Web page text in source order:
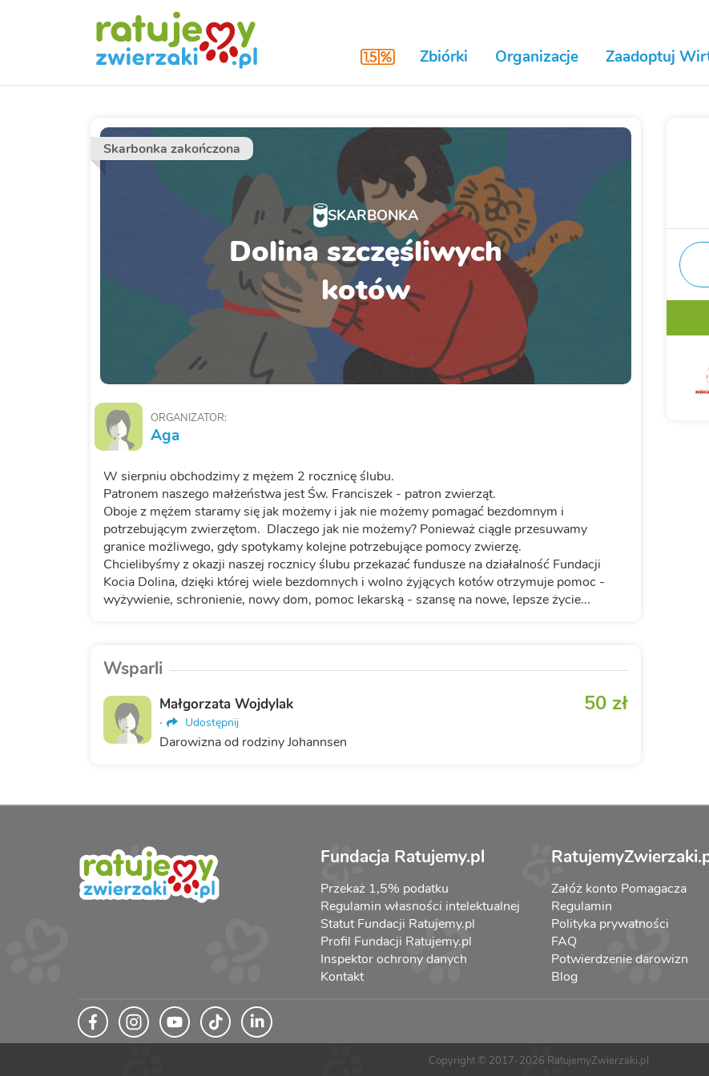
Zbiórki Organizacje Zaadoptuj
Skarbonka zakończona
SKARBONKA
Dolina szczęśliwych
kotów
ORGANIZATOR:
Aga
W sierpniu obchodzimy z mężem 2 rocznicę ślubu.
Patronem naszego małżeństwa jest Św. Franciszek - patron zwierząt.
Oboje z mężem staramy się jak możemy i jak nie możemy pomagać bezdomnym i
potrzebującym zwierzętom. Dlaczego jak nie możemy? Ponieważ ciągle przesuwamy
granice możliwego, gdy spotykamy kolejne potrzebujące pomocy zwierzę.
Chcielibyśmy z okazji naszej rocznicy ślubu przekazać fundusze na działalność Fundacji
Kocia Dolina, dzięki której wiele bezdomnych i wolno żyjących kotów otrzymuje pomoc -
wyżywienie, schronienie, nowy dom, pomoc lekarską - szansę na nowe, lepsze życie...
Wsparli
50 zł
Małgorzata Wojdylak
· Udostępnij
Darowizna od rodziny Johannsen
Fundacja Ratujemy.pl
Przekaż 1,5% podatku
Regulamin własności intelektualnej
Statut Fundacji Ratujemy.pl
Profil Fundacji Ratujemy.pl
Inspektor ochrony danych
Kontakt
Załóż konto Pomagacza
Regulamin
Polityka prywatności
FAQ
Potwierdzenie darowizn
Blog
Copyright © 2017-2026 RatujemyZwierzaki.pl